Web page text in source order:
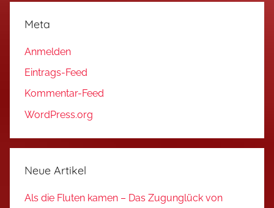
Meta
Anmelden
Eintrags-Feed
Kommentar-Feed
WordPress.org
Neue Artikel
Als die Fluten kamen – Das Zugunglück von